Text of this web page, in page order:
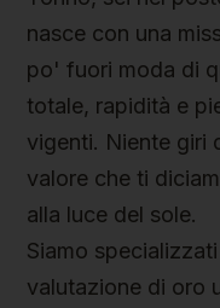
nasce con una
po' fuori moda di
totale, rapidità e
vigenti. Niente giri
valore che ti
alla luce del sole.
Siamo
valutazione di oro